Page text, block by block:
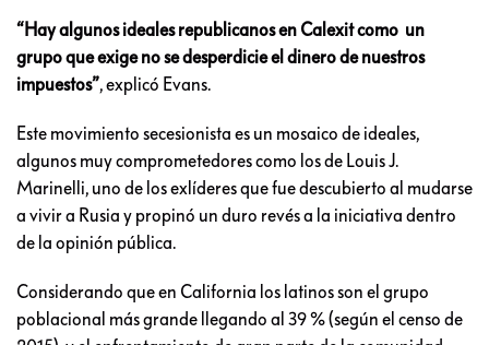
“Hay algunos ideales republicanos en Calexit como un
grupo que exige no se desperdicie el dinero de nuestros
impuestos”, explicó Evans.
Este movimiento secesionista es un mosaico de ideales,
algunos muy comprometedores como los de Louis J.
Marinelli, uno de los exlíderes que fue descubierto al mudarse
a vivir a Rusia y propinó un duro revés a la iniciativa dentro
de la opinión pública.
Considerando que en California los latinos son el grupo
poblacional más grande llegando al 39 % (según el censo de